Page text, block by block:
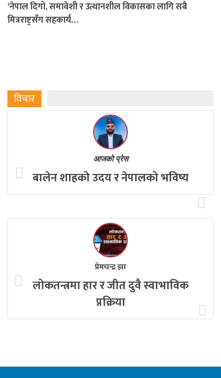
‘नेपाल दिगो, समावेशी र उत्थानशील विकासका लागि सबै
मित्रराष्ट्रसँग सहकार्य…
विचार
आजको प्रेस
बालेन शाहको उदय र नेपालको भविष्य
प्रेमचन्द्र झा
लोकतन्त्रमा हार र जीत दुवै स्वाभाविक
प्रक्रिया